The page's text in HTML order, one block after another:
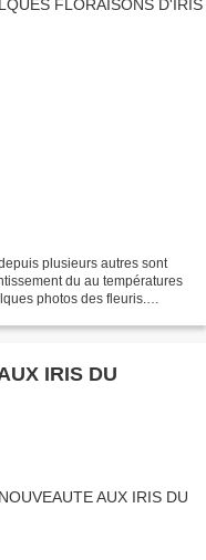
plusieurs autres sont
du au températures
photos des fleuris.
IRIS DU